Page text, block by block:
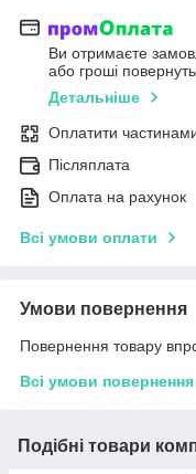
Ви отримаєте
або гроші
Детальніше
Оплатити
Післяплата
Оплата на рахунок
Всі умови оплати
Умови повернення
Повернення товару
Всі умови повернення
Подібні товари